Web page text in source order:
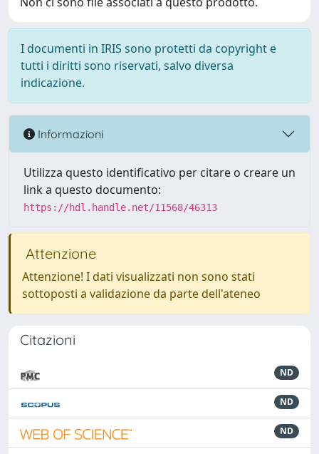
I documenti in IRIS sono protetti da copyright e
tutti i diritti sono riservati, salvo diversa
indicazione.
Informazioni
Utilizza questo identificativo per citare o creare un
link a questo documento:
https://hdl.handle.net/11568/46313
Attenzione
Attenzione! I dati visualizzati non sono stati
sottoposti a validazione da parte dell'ateneo
Citazioni
ND
ND
ND